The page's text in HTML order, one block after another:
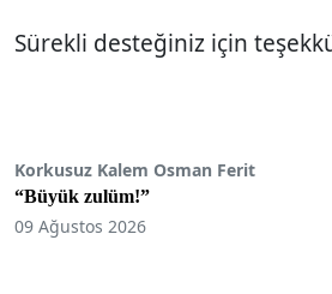
Sürekli desteğiniz için
Korkusuz Kalem Osman Ferit
“Büyük zulüm!”
09 Ağustos 2026